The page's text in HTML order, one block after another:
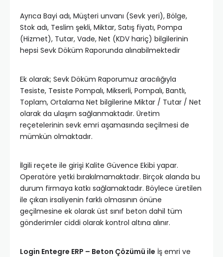
Ayrıca Bayi adı, Müşteri unvanı (Sevk yeri), Bölge,
Stok adı, Teslim şekli, Miktar, Satış fiyatı, Pompa
(Hizmet), Tutar, Vade, Net (KDV hariç) bilgilerinin
hepsi Sevk Döküm Raporunda alınabilmektedir
Ek olarak; Sevk Döküm Raporumuz aracılığıyla
Tesiste, Tesiste Pompalı, Mikserli, Pompalı, Bantlı,
Toplam, Ortalama Net bilgilerine Miktar / Tutar / Net
olarak da ulaşım sağlanmaktadır. Üretim
reçetelerinin sevk emri aşamasında seçilmesi de
mümkün olmaktadır.
İlgili reçete ile girişi Kalite Güvence Ekibi yapar.
Operatöre yetki bırakılmamaktadır. Birçok alanda bu
durum firmaya katkı sağlamaktadır. Böylece üretilen
ile çıkan irsaliyenin farklı olmasının önüne
geçilmesine ek olarak üst sınıf beton dahil tüm
gönderimler ciddi olarak kontrol altına alınır.
Login Entegre ERP – Beton Çözümü ile İş emri ve